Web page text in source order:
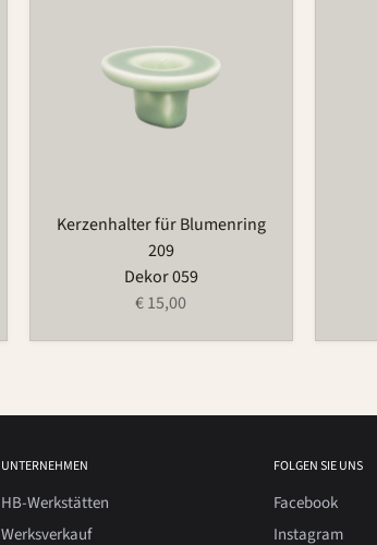
Kerzenhalter für Blumenring
209
Dekor 059
€ 15,00
UNTERNEHMEN
HB-Werkstätten
Werksverkauf
FOLGEN SIE UNS
Facebook
Instagram